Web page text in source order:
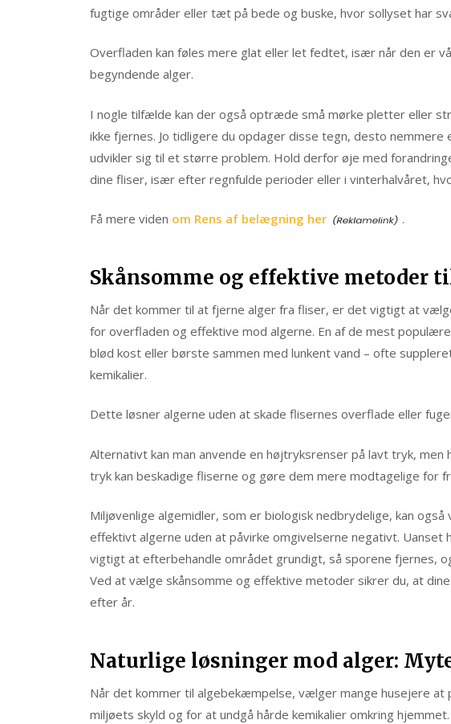
fugtige områder eller tæt på bede og buske, hvor sollyset har
Overfladen kan føles mere glat eller let fedtet, især når den er
begyndende alger.
I nogle tilfælde kan der også optræde små mørke pletter eller
ikke fjernes. Jo tidligere du opdager disse tegn, desto
udvikler sig til et større problem. Hold derfor øje med
dine fliser, især efter regnfulde perioder eller i vinterhalvåret,
Få mere viden om Rens af belægning her .
Skånsomme og effektive metoder
Når det kommer til at fjerne alger fra fliser, er det vigtigt at
for overfladen og effektive mod algerne. En af de mest
blød kost eller børste sammen med lunkent vand – ofte
kemikalier.
Dette løsner algerne uden at skade flisernes overflade eller
Alternativt kan man anvende en højtryksrenser på lavt tryk,
tryk kan beskadige fliserne og gøre dem mere modtagelige for
Miljøvenlige algemidler, som er biologisk nedbrydelige, kan
effektivt algerne uden at påvirke omgivelserne negativt.
vigtigt at efterbehandle området grundigt, så sporene fjernes,
Ved at vælge skånsomme og effektive metoder sikrer du, at
efter år.
Naturlige løsninger mod alger:
Når det kommer til algebekæmpelse, vælger mange husejere at
miljøets skyld og for at undgå hårde kemikalier omkring